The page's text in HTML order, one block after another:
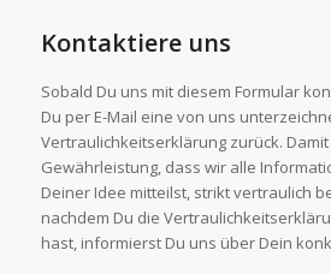
Kontaktiere uns
Sobald Du uns mit diesem Formular
Du per E-Mail eine von uns
Vertraulichkeitserklärung zurück.
Gewährleistung, dass wir alle
Deiner Idee mitteilst, strikt vertraulich
nachdem Du die
hast, informierst Du uns über Dein